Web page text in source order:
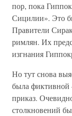
пор, пока
Сицилии». Это
Правители
римлян. Их
изгнания
Но тут снова
была фиктивной
приказ.
столкновений